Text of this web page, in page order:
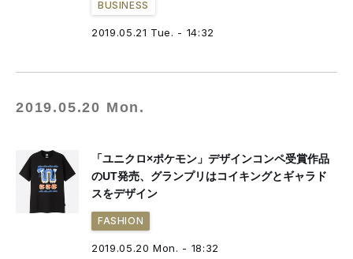
BUSINESS
2019.05.21 Tue. - 14:32
2019.05.20 Mon.
「ユニクロ×ポケモン」デザインコンペ受賞作品
のUT発売、グランプリはコイキングとギャラド
スをデザイン
FASHION
2019.05.20 Mon. - 18:32